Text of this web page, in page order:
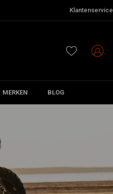
Klantenservice
MERKEN BLOG